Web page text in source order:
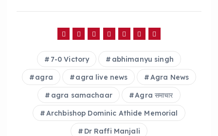
c
o
o
k
a
ts
A
p
p
a
re
7-0 Victory abhimanyu singh
agra agra live news Agra News
agra samachaar Agra समाचार
Archbishop Dominic Athide Memorial
Dr Raffi Manjali